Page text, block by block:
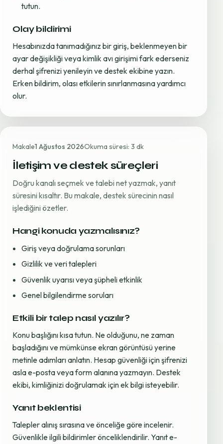
tutun.
Olay bildirimi
Hesabınızda tanımadığınız bir giriş, beklenmeyen bir
ayar değişikliği veya kimlik avı girişimi fark ederseniz
derhal şifrenizi yenileyin ve destek ekibine yazın.
Erken bildirim, olası etkilerin sınırlanmasına yardımcı
olur.
Makale1 Ağustos 2026Okuma süresi: 3 dk
İletişim ve destek süreçleri
Doğru kanalı seçmek ve talebi net yazmak, yanıt
süresini kısaltır. Bu makale, destek sürecinin nasıl
işlediğini özetler.
Hangi konuda yazmalısınız?
Giriş veya doğrulama sorunları
Gizlilik ve veri talepleri
Güvenlik uyarısı veya şüpheli etkinlik
Genel bilgilendirme soruları
Etkili bir talep nasıl yazılır?
Konu başlığını kısa tutun. Ne olduğunu, ne zaman
başladığını ve mümkünse ekran görüntüsü yerine
metinle adımları anlatın. Hesap güvenliği için şifrenizi
asla e-posta veya form alanına yazmayın. Destek
ekibi, kimliğinizi doğrulamak için ek bilgi isteyebilir.
Yanıt beklentisi
Talepler alınış sırasına ve önceliğe göre incelenir.
Güvenlikle ilgili bildirimler önceliklendirilir. Yanıt e-